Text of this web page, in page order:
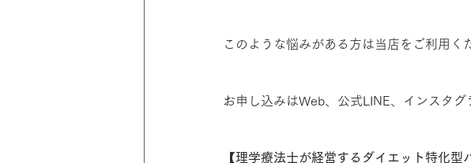
このような悩みがある方は当店をご利用く
お申し込みはWeb、公式LINE、インスタグ
【理学療法士が経営するダイエット特化型